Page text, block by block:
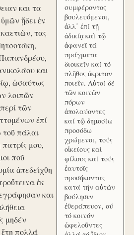
και τα
ὑμῶν ᾔδει ἐν
τας
και
ὡσαύτως
λοιπῶν
τῶν
ἐπί
πάλαι
πατρίς μου,
ποῦ
ἀπεδείχθη
ἐκ
και
μηδέν
πολλά
συμφέροντος
βουλευόμενοι,
ἀλλ᾽ ἐπί τῇ
ἀδικίᾳ καὶ τῷ
ἀφανεῖ τά
πράγματα
διοικεῖν καί τό
πλῆθος ἄκριτον
ποιεῖν. Αὐτοί δέ
τῶν κοινῶν
πόρων
ἀπολαύοντες
καί τῷ δημοσίω
προσόδω
χρώμενοι, τούς
οἰκείους καὶ
φίλους καί τούς
ἑαυτοῖς
προσήκοντας
κατά τήν αὑτῶν
βούλησιν
ἐθεράπευον, ού
τό κοινόν
ὠφελοῦντες